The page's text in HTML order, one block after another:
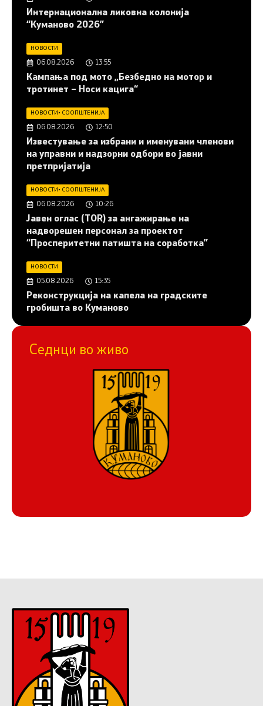
Интернационална ликовна колонија
“Куманово 2026”
НОВОСТИ
06.08.2026 13:55
Кампања под мото „Безбедно на мотор и
тротинет – Носи кацига“
НОВОСТИ• СООПШТЕНИЈА
06.08.2026 12:50
Известување за избрани и именувани членови
на управни и надзорни одбори во јавни
претпријатија
НОВОСТИ• СООПШТЕНИЈА
06.08.2026 10:26
Јавен оглас (ТОR) за ангажирање на
надворешен персонал за проектот
“Просперитетни патишта на соработка”
НОВОСТИ
05.08.2026 15:35
Реконструкција на капела на градските
гробишта во Куманово
Седнци во живо